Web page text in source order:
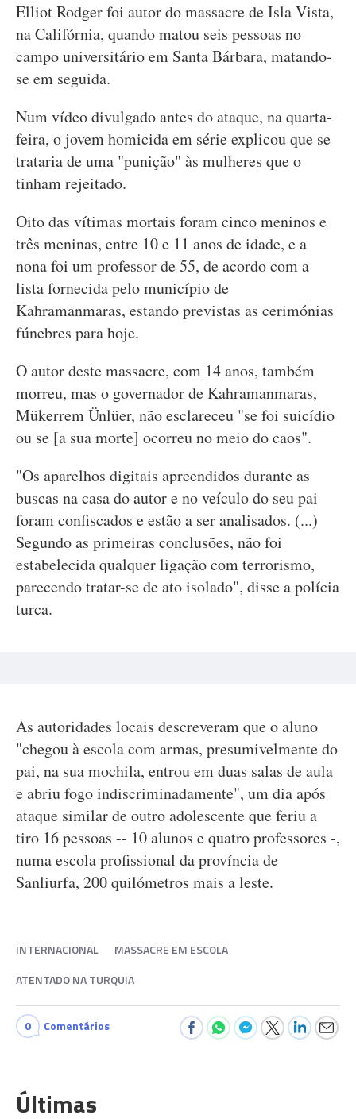
Elliot Rodger foi autor do massacre de Isla Vista,
na Califórnia, quando matou seis pessoas no
campo universitário em Santa Bárbara, matando-
se em seguida.
Num vídeo divulgado antes do ataque, na quarta-
feira, o jovem homicida em série explicou que se
trataria de uma "punição" às mulheres que o
tinham rejeitado.
Oito das vítimas mortais foram cinco meninos e
três meninas, entre 10 e 11 anos de idade, e a
nona foi um professor de 55, de acordo com a
lista fornecida pelo município de
Kahramanmaras, estando previstas as cerimónias
fúnebres para hoje.
O autor deste massacre, com 14 anos, também
morreu, mas o governador de Kahramanmaras,
Mükerrem Ünlüer, não esclareceu "se foi suicídio
ou se [a sua morte] ocorreu no meio do caos".
"Os aparelhos digitais apreendidos durante as
buscas na casa do autor e no veículo do seu pai
foram confiscados e estão a ser analisados. (...)
Segundo as primeiras conclusões, não foi
estabelecida qualquer ligação com terrorismo,
parecendo tratar-se de ato isolado", disse a polícia
turca.
As autoridades locais descreveram que o aluno
"chegou à escola com armas, presumivelmente do
pai, na sua mochila, entrou em duas salas de aula
e abriu fogo indiscriminadamente", um dia após
ataque similar de outro adolescente que feriu a
tiro 16 pessoas -- 10 alunos e quatro professores -,
numa escola profissional da província de
Sanliurfa, 200 quilómetros mais a leste.
INTERNACIONAL
MASSACRE EM ESCOLA
ATENTADO NA TURQUIA
0 Comentários
Últimas